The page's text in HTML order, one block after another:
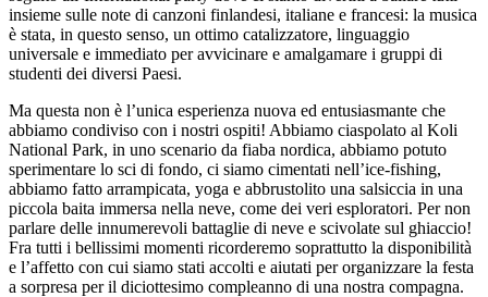
insieme sulle note di canzoni finlandesi, italiane e francesi: la musica
è stata, in questo senso, un ottimo catalizzatore, linguaggio
universale e immediato per avvicinare e amalgamare i gruppi di
studenti dei diversi Paesi.
Ma questa non è l’unica esperienza nuova ed entusiasmante che
abbiamo condiviso con i nostri ospiti! Abbiamo ciaspolato al Koli
National Park, in uno scenario da fiaba nordica, abbiamo potuto
sperimentare lo sci di fondo, ci siamo cimentati nell’ice-fishing,
abbiamo fatto arrampicata, yoga e abbrustolito una salsiccia in una
piccola baita immersa nella neve, come dei veri esploratori. Per non
parlare delle innumerevoli battaglie di neve e scivolate sul ghiaccio!
Fra tutti i bellissimi momenti ricorderemo soprattutto la disponibilità
e l’affetto con cui siamo stati accolti e aiutati per organizzare la festa
a sorpresa per il diciottesimo compleanno di una nostra compagna.